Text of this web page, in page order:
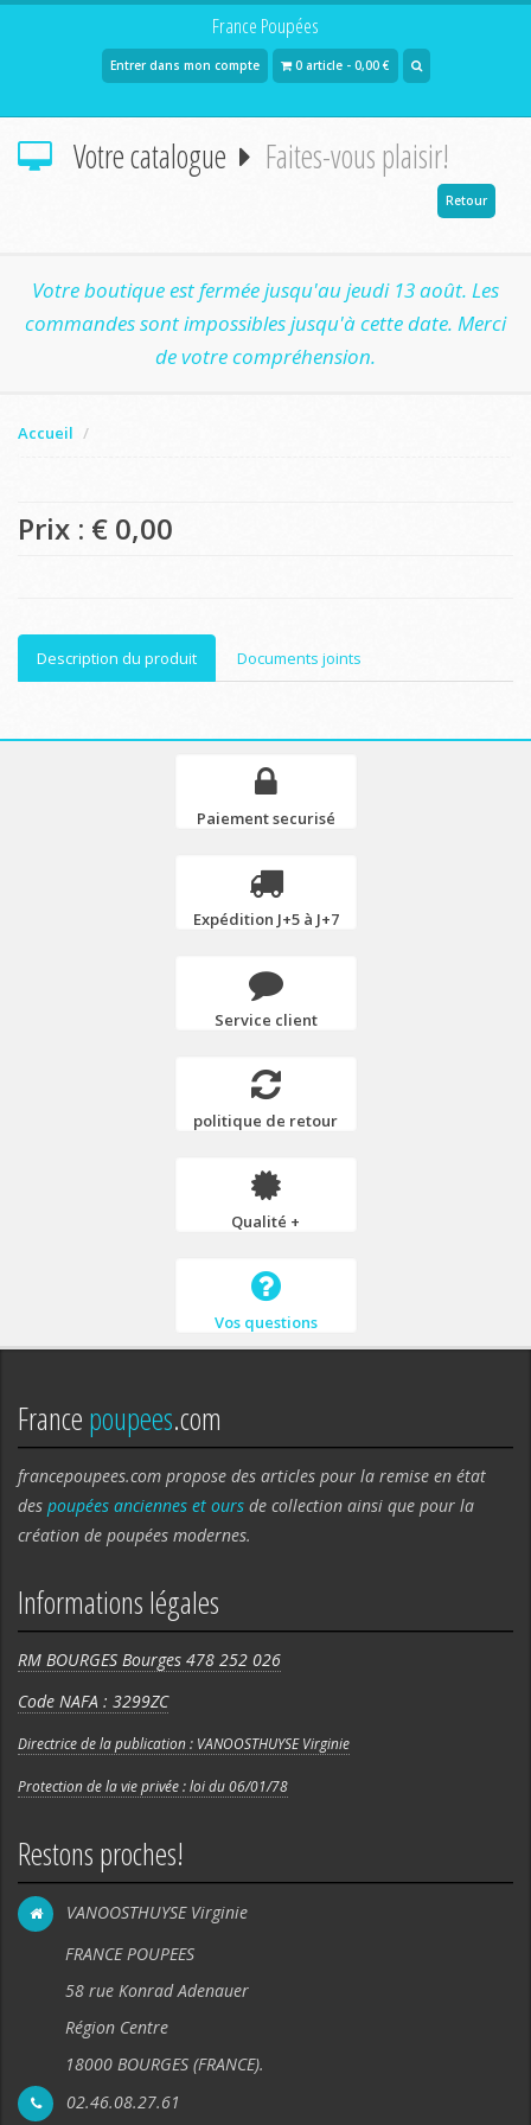
France Poupées
Entrer dans mon compte 0 article - 0,00 €
Votre catalogue Faites-vous plaisir!
Retour
Votre boutique est fermée jusqu'au jeudi 13 août. Les
commandes sont impossibles jusqu'à cette date. Merci
de votre compréhension.
Accueil
Prix : € 0,00
Description du produit Documents joints
Paiement securisé
Expédition J+5 à J+7
Service client
politique de retour
Qualité +
Vos questions
Francepoupees.com
francepoupees.com propose des articles pour la remise en état
des poupées anciennes et ours de collection ainsi que pour la
création de poupées modernes.
Informations légales
RM BOURGES Bourges 478 252 026
Code NAFA : 3299ZC
Directrice de la publication : VANOOSTHUYSE Virginie
Protection de la vie privée : loi du 06/01/78
Restons proches!
VANOOSTHUYSE Virginie
FRANCE POUPEES
58 rue Konrad Adenauer
Région Centre
18000 BOURGES (FRANCE).
02.46.08.27.61